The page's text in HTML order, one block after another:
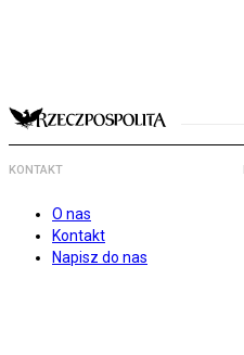
KONTAKT
O nas
Kontakt
Napisz do nas